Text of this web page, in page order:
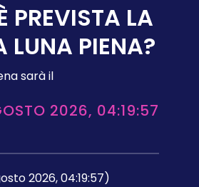
PREVISTA LA
LUNA PIENA?
sarà il
2026, 04:19:57
2026, 04:19:57)